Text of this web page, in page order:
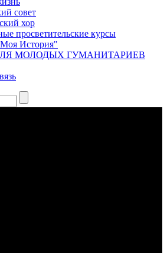
совет
хор
просветительские курсы
История"
МОЛОДЫХ ГУМАНИТАРИЕВ